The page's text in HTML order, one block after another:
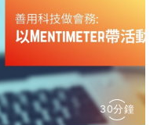
30分鐘